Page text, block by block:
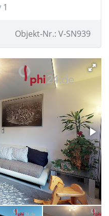
1
Objekt-Nr.: V-SN939